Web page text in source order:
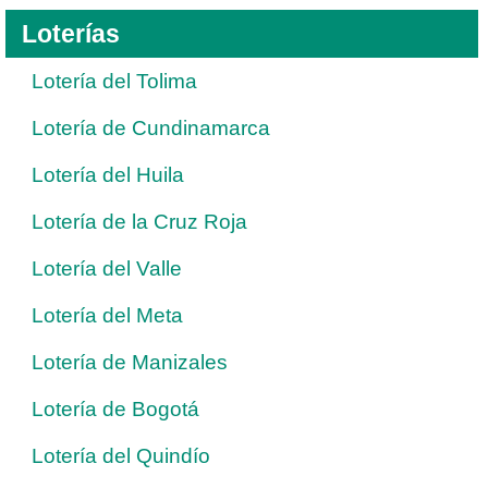
Loterías
Lotería del Tolima
Lotería de Cundinamarca
Lotería del Huila
Lotería de la Cruz Roja
Lotería del Valle
Lotería del Meta
Lotería de Manizales
Lotería de Bogotá
Lotería del Quindío